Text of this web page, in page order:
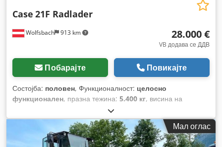
Wolfsbach 913 km
Case 21F Radlader
28.000 €
VB додава се ДДВ
Побарајте Повикајте
Состојба: половен, Функционалност: целосно
функционален, празна тежина: 5.400 кг, висина на
, Година на изградба:
часови:2.081 h, вкупна должина:5.550 мм, градежна
2.500 мм, тип на погон:Diesel Motor , градежна
ширина:
1.950 мм
Мал оглас